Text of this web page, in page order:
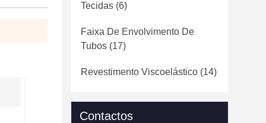
Tecidas (6)
Faixa De Envolvimento De
Tubos (17)
Revestimento Viscoelástico (14)
Contactos